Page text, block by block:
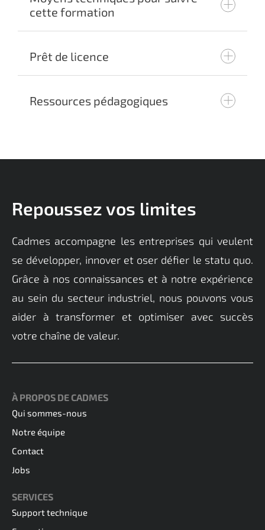
cette formation
Prêt de licence
Ressources pédagogiques
customer@cadmes.com
Repoussez vos limites
Cadmes accompagne les entreprises qui veulent
se développer, innover et oser défier le statu quo.
Grâce à nos connaissances et à notre expérience
au sein du secteur industriel, nous pouvons vous
aider à transformer et optimiser avec succès
votre chaîne de valeur.
À PROPOS DE CADMES
Qui sommes-nous
Notre équipe
Contact
Jobs
SERVICES
Support technique